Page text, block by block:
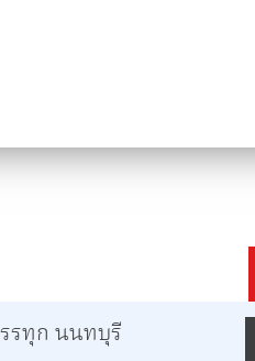
รทุก นนทบุรี